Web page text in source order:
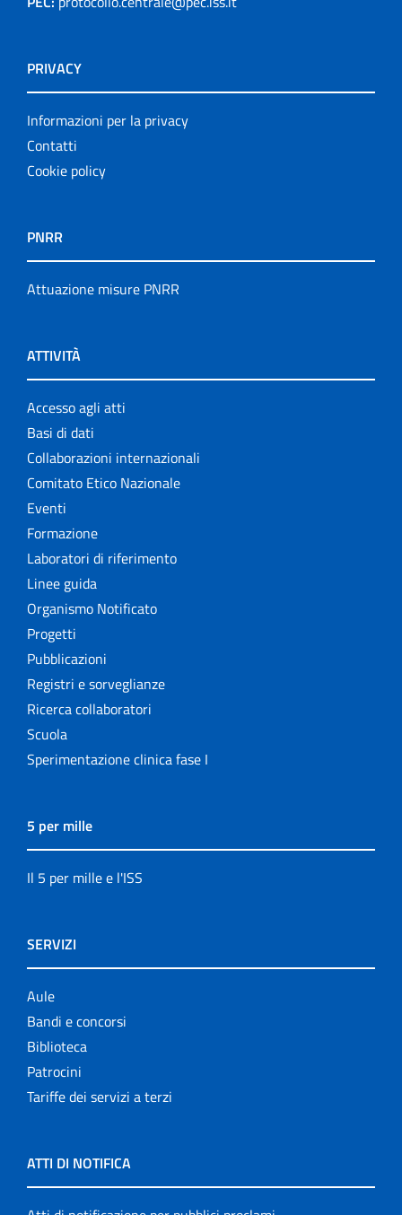
PRIVACY
Informazioni per la privacy
Contatti
Cookie policy
PNRR
Attuazione misure PNRR
ATTIVITÀ
Accesso agli atti
Basi di dati
Collaborazioni internazionali
Comitato Etico Nazionale
Eventi
Formazione
Laboratori di riferimento
Linee guida
Organismo Notificato
Progetti
Pubblicazioni
Registri e sorveglianze
Ricerca collaboratori
Scuola
Sperimentazione clinica fase I
5 per mille
Il 5 per mille e l'ISS
SERVIZI
Aule
Bandi e concorsi
Biblioteca
Patrocini
Tariffe dei servizi a terzi
ATTI DI NOTIFICA